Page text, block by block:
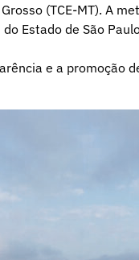
(TCE-MT). A
Estado de São
e a promoção